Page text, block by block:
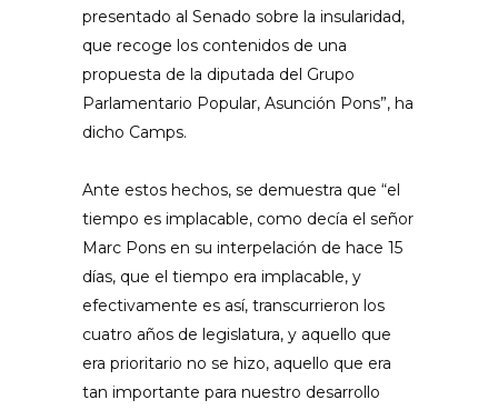
presentado al Senado sobre la insularidad,
que recoge los contenidos de una
propuesta de la diputada del Grupo
Parlamentario Popular, Asunción Pons”, ha
dicho Camps.
Ante estos hechos, se demuestra que “el
tiempo es implacable, como decía el señor
Marc Pons en su interpelación de hace 15
días, que el tiempo era implacable, y
efectivamente es así, transcurrieron los
cuatro años de legislatura, y aquello que
era prioritario no se hizo, aquello que era
tan importante para nuestro desarrollo